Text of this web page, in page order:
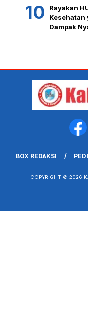
Rayakan
Kesehatan
Dampak
BOX REDAKSI
COPYRIGHT © 2026